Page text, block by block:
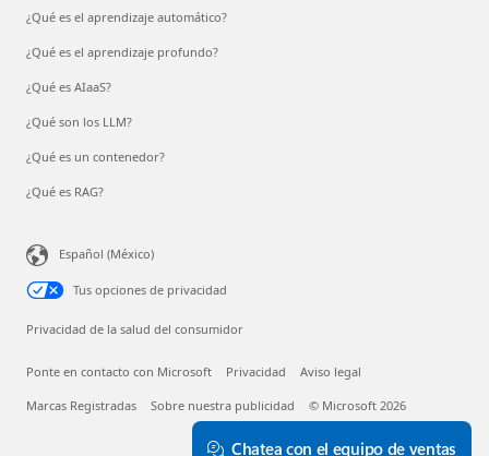
¿Qué es el aprendizaje automático?
¿Qué es el aprendizaje profundo?
¿Qué es AIaaS?
¿Qué son los LLM?
¿Qué es un contenedor?
¿Qué es RAG?
Español (México)
Tus opciones de privacidad
Privacidad de la salud del consumidor
Ponte en contacto con Microsoft Privacidad Aviso legal
Marcas Registradas Sobre nuestra publicidad © Microsoft 2026
Chatea con el equipo de ventas